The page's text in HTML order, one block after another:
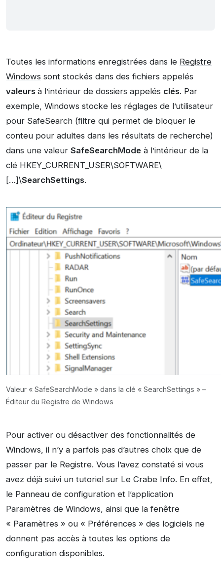
Toutes les informations enregistrées dans le Registre
Windows sont stockés dans des fichiers appelés
valeurs à l’intérieur de dossiers appelés clés. Par
exemple, Windows stocke les réglages de l’utilisateur
pour SafeSearch (filtre qui permet de bloquer le
conteu pour adultes dans les résultats de recherche)
dans une valeur SafeSearchMode à l’intérieur de la
clé HKEY_CURRENT_USER\SOFTWARE\
[…]\SearchSettings.
Valeur « SafeSearchMode » dans la clé « SearchSettings » –
Éditeur du Registre de Windows
Pour activer ou désactiver des fonctionnalités de
Windows, il n’y a parfois pas d’autres choix que de
passer par le Registre. Vous l’avez constaté si vous
avez déjà suivi un tutoriel sur Le Crabe Info. En effet,
le Panneau de configuration et l’application
Paramètres de Windows, ainsi que la fenêtre
« Paramètres » ou « Préférences » des logiciels ne
donnent pas accès à toutes les options de
configuration disponibles.